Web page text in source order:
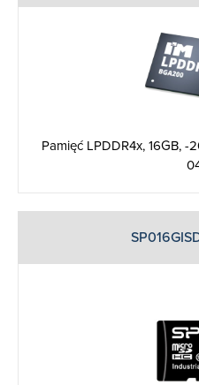
Pamięć LPDDR4x, 16GB, -